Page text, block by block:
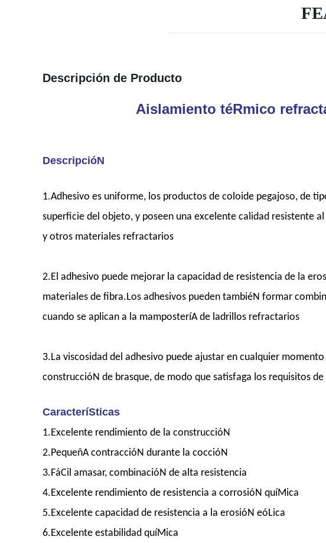
Descripción de Producto
Aislamiento téRmico
DescripcióN
1.Adhesivo es uniforme, los productos de coloide pegajoso, de
superficie del objeto, y poseen una excelente calidad resistente
y otros materiales refractarios
2.El adhesivo puede mejorar la capacidad de resistencia de la
materiales de fibra.Los adhesivos pueden tambiéN formar
cuando se aplican a la mamposteríA de ladrillos refractarios
3.La viscosidad del adhesivo puede ajustar en cualquier
construccióN de brasque, de modo que satisfaga los requisitos
CaracteríSticas
1.Excelente rendimiento de la construccióN
2.PequeñA contraccióN durante la coccióN
3.FáCil amasar, combinacióN de alta resistencia
4.Excelente rendimiento de resistencia a corrosióN quíMica
5.Excelente capacidad de resistencia a la erosióN eóLica
6.Excelente estabilidad quíMica